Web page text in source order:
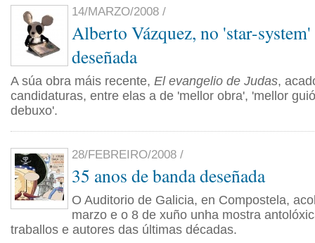
14/MARZO/2008 /
Alberto Vázquez, no 'star-system'
deseñada
A súa obra máis recente, El evangelio de Judas,
candidaturas, entre elas a de 'mellor obra', 'mellor
debuxo'.
28/FEBREIRO/2008 /
35 anos de banda deseñada
O Auditorio de Galicia, en Compostela,
marzo e o 8 de xuño unha mostra
traballos e autores das últimas décadas.